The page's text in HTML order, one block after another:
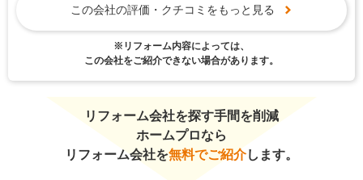
この会社の評価・クチコミをもっと見る
※リフォーム内容によっては、
この会社をご紹介できない場合があります。
リフォーム会社を探す手間を削減
ホームプロなら
リフォーム会社を無料でご紹介します。